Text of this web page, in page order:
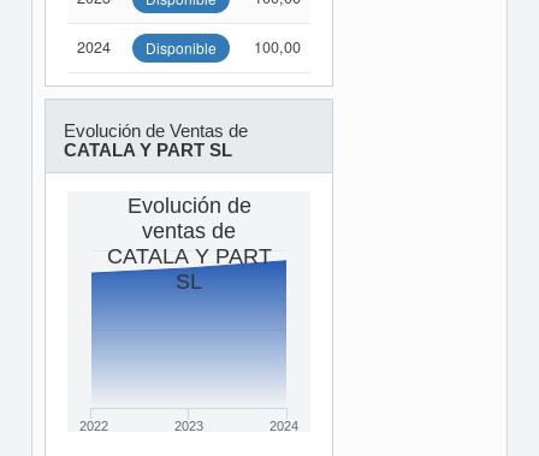
2024 Disponible 100,00
Evolución de Ventas de
CATALA Y PART SL
Evolución de
ventas de
CATALA Y PART
SL
2022 2023 2024